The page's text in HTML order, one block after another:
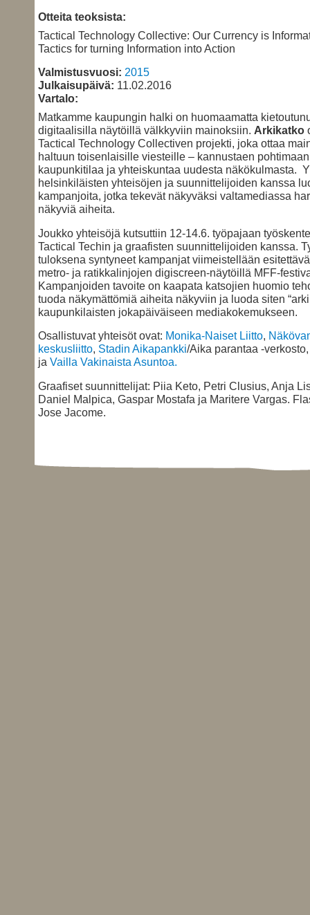
Otteita teoksista:
Tactical Technology Collective: Our Currency is
Tactics for turning Information into Action
Valmistusvuosi: 2015
Julkaisupäivä: 11.02.2016
Vartalo:
Matkamme kaupungin halki on huomaamatta
digitaalisilla näytöillä välkkyviin mainoksiin. Arkikatko
Tactical Technology Collectiven projekti, joka ottaa
haltuun toisenlaisille viesteille – kannustaen pohtimaan
kaupunkitilaa ja yhteiskuntaa uudesta näkökulmasta.
helsinkiläisten yhteisöjen ja suunnittelijoiden kanssa
kampanjoita, jotka tekevät näkyväksi valtamediassa
näkyviä aiheita.
Joukko yhteisöjä kutsuttiin 12-14.6. työpajaan
Tactical Techin ja graafisten suunnittelijoiden kanssa.
tuloksena syntyneet kampanjat viimeistellään
metro- ja ratikkalinjojen digiscreen-näytöillä MFF-
Kampanjoiden tavoite on kaapata katsojien huomio
tuoda näkymättömiä aiheita näkyviin ja luoda siten
kaupunkilaisten jokapäiväiseen mediakokemukseen.
Osallistuvat yhteisöt ovat: Monika-Naiset Liitto,
keskusliitto, Stadin Aikapankki/Aika parantaa -
ja Vailla Vakinaista Asuntoa.
Graafiset suunnittelijat: Piia Keto, Petri Clusius, Anja
Daniel Malpica, Gaspar Mostafa ja Maritere Vargas.
Jose Jacome.